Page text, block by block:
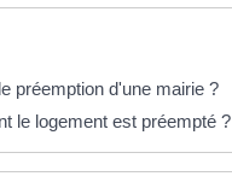
préemption d'une mairie ?
le logement est préempté ?